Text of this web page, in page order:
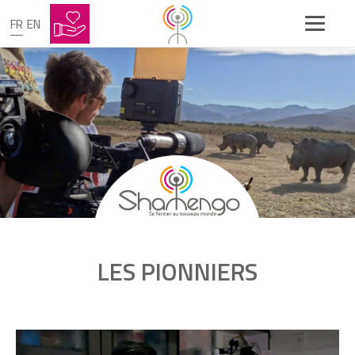
FR EN
LES PIONNIERS
Nathalie DANIEL - Echo-Mer
Jackson
JAVIER DE NICOLO
J’ai créé la République des Enfants pour
les sortir de la rue
KATHERINE FREUND
J'ai fondé la première compagnie d'auto-
partage pour les seniors
STEPHAN WRAGE